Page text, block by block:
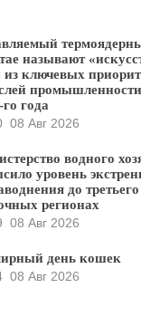
называют
из ключевых
года
08 Авг 2026
водного
уровень
до
регионах
08 Авг 2026
день кошек
08 Авг 2026